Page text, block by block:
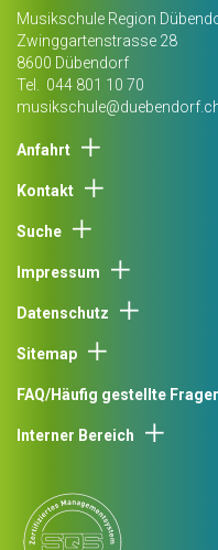
Musikschule Region
Zwinggartenstrasse 28
8600 Dübendorf
Tel.
044 801 10 70
Anfahrt
Kontakt
Suche
Impressum
Datenschutz
Sitemap
FAQ/Häufig gestellte
Interner Bereich